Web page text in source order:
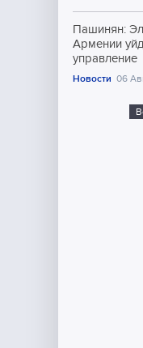
Пашинян:
Армении
управление
Новости 06